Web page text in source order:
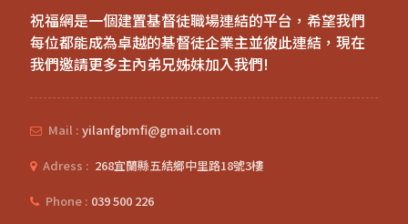
祝福網是一個建置基督徒職場連結的平台，希望我們
每位都能成為卓越的基督徒企業主並彼此連結，現在
我們邀請更多主內弟兄姊妹加入我們!
Mail : yilanfgbmfi@gmail.com
Adress : 268宜蘭縣五結鄉中里路18號3樓
Phone : 039 500 226